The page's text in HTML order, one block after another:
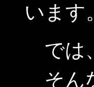
います
では
そん